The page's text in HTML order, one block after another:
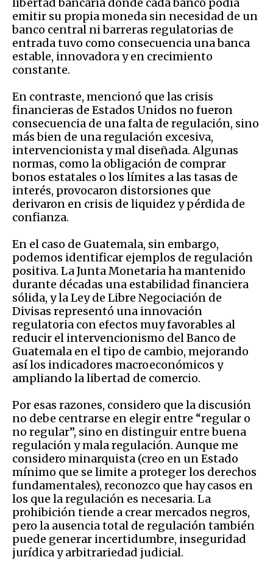
emitir su propia moneda sin necesidad de un
banco central ni barreras regulatorias de
entrada tuvo como consecuencia una banca
estable, innovadora y en crecimiento
constante.
En contraste, mencionó que las crisis
financieras de Estados Unidos no fueron
consecuencia de una falta de regulación, sino
más bien de una regulación excesiva,
intervencionista y mal diseñada. Algunas
normas, como la obligación de comprar
bonos estatales o los límites a las tasas de
interés, provocaron distorsiones que
derivaron en crisis de liquidez y pérdida de
confianza.
En el caso de Guatemala, sin embargo,
podemos identificar ejemplos de regulación
positiva. La Junta Monetaria ha mantenido
durante décadas una estabilidad financiera
sólida, y la Ley de Libre Negociación de
Divisas representó una innovación
regulatoria con efectos muy favorables al
reducir el intervencionismo del Banco de
Guatemala en el tipo de cambio, mejorando
así los indicadores macroeconómicos y
ampliando la libertad de comercio.
Por esas razones, considero que la discusión
no debe centrarse en elegir entre “regular o
no regular”, sino en distinguir entre buena
regulación y mala regulación. Aunque me
considero minarquista (creo en un Estado
mínimo que se limite a proteger los derechos
fundamentales), reconozco que hay casos en
los que la regulación es necesaria. La
prohibición tiende a crear mercados negros,
pero la ausencia total de regulación también
puede generar incertidumbre, inseguridad
jurídica y arbitrariedad judicial.